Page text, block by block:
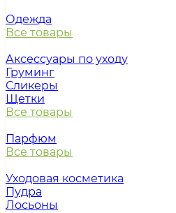
Одежда
Все товары
Аксессуары по уходу
Груминг
Сликеры
Щетки
Все товары
Парфюм
Все товары
Уходовая косметика
Пудра
Лосьоны